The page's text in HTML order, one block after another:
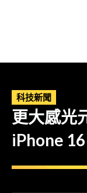
科技新聞
更大感光
iPhone